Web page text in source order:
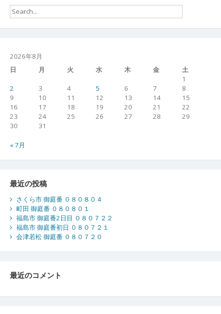
2026年8月
日
月 火 水 木 金
土
1
2
3 4 5 6 7
8
9
10 11 12 13 14
15
16
17 18 19 20 21
22
23
24 25 26 27 28
29
30
31
« 7月
最近の投稿
さくら市 御庭番 ０８０８０４
町田 御庭番 ０８０８０１
福島市 御庭番2日目 ０８０７２２
福島市 御庭番初日 ０８０７２１
会津若松 御庭番 ０８０７２０
最近のコメント